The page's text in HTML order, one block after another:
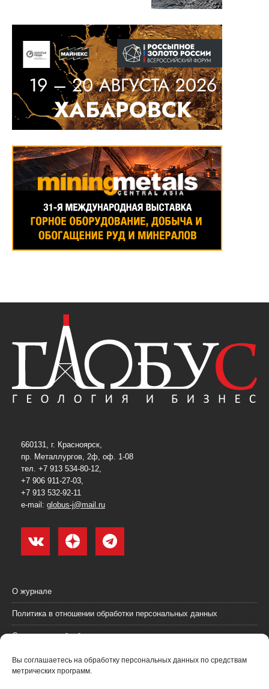
Вы соглашаетесь на обработку персональных данных по средствам
метрических программ.
660131, г. Красноярск,
пр. Металлургов, 2ф, оф. 1-08
тел. +7 913 534-80-12,
+7 906 911-27-03,
+7 913 532-92-11
e-mail: globus-j@mail.ru
О журнале
Политика в отношении обработки персональных данных
Согласие на обработку персональных данных
Пользовательское соглашение (оферта)